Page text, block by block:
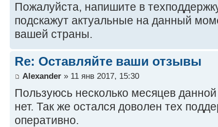
Пожалуйста, напишите в
подскажут актуальные на данный
вашей страны.
Re: Оставляйте ваши отзывы
Alexander » 11 янв 2017, 15:30
Пользуюсь несколько месяцев
нет. Так же остался доволен тех
оперативно.